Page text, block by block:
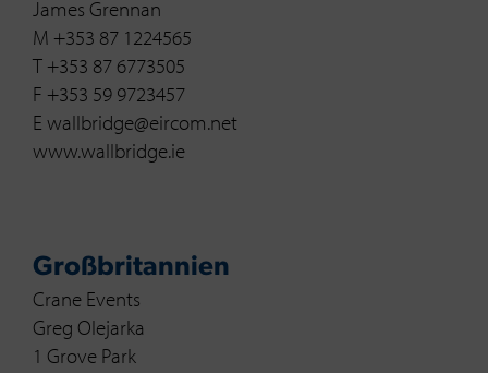
James Grennan
M +353 87 1224565
T +353 87 6773505
F +353 59 9723457
E wallbridge@eircom.net
www.wallbridge.ie
Großbritannien
Crane Events
Greg Olejarka
1 Grove Park